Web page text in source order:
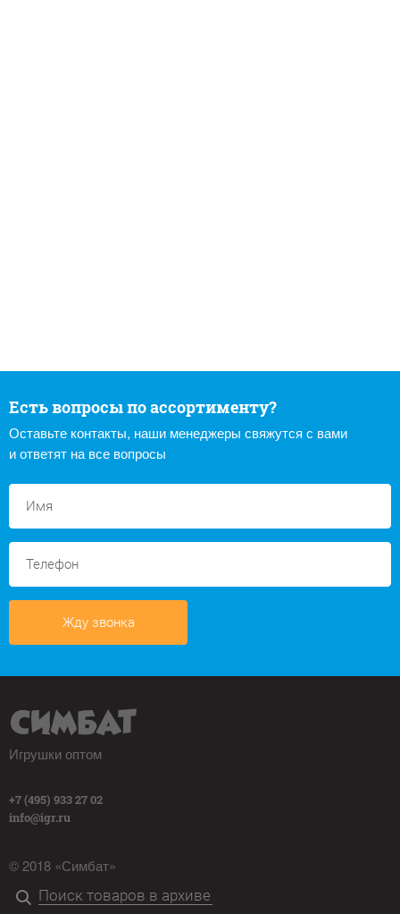
Есть вопросы по ассортименту?
Оставьте контакты, наши менеджеры свяжутся с вами
и ответят на все вопросы
Жду звонка
Игрушки оптом
+7 (495) 933 27 02
info@igr.ru
© 2018 «Симбат»